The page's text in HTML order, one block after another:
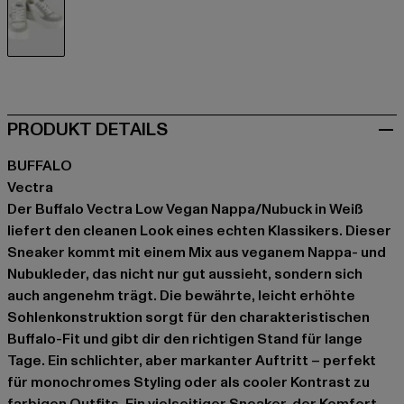
PRODUKT DETAILS
BUFFALO
Vectra
Der Buffalo Vectra Low Vegan Nappa/Nubuck in Weiß
liefert den cleanen Look eines echten Klassikers. Dieser
Sneaker kommt mit einem Mix aus veganem Nappa- und
Nubukleder, das nicht nur gut aussieht, sondern sich
auch angenehm trägt. Die bewährte, leicht erhöhte
Sohlenkonstruktion sorgt für den charakteristischen
Buffalo-Fit und gibt dir den richtigen Stand für lange
Tage. Ein schlichter, aber markanter Auftritt – perfekt
für monochromes Styling oder als cooler Kontrast zu